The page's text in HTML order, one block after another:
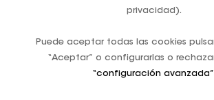
De hecho la Guardia Civil ha alertado en
organización de renombre para engañar
esta ocasión se trata de un enlace
privacidad).
Puede aceptar todas las cookies
“Aceptar” o configurarlas o
“configuración avanzada”